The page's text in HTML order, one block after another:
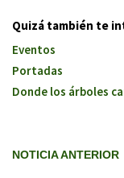
Quizá también te
Eventos
Portadas
Donde los árboles
NOTICIA ANTERIOR